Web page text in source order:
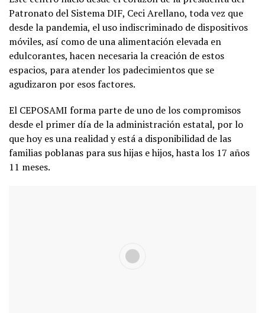
Patronato del Sistema DIF, Ceci Arellano, toda vez que
desde la pandemia, el uso indiscriminado de dispositivos
móviles, así como de una alimentación elevada en
edulcorantes, hacen necesaria la creación de estos
espacios, para atender los padecimientos que se
agudizaron por esos factores.
El CEPOSAMI forma parte de uno de los compromisos
desde el primer día de la administración estatal, por lo
que hoy es una realidad y está a disponibilidad de las
familias poblanas para sus hijas e hijos, hasta los 17 años
11 meses.